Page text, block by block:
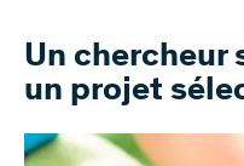
Un chercheur
un projet